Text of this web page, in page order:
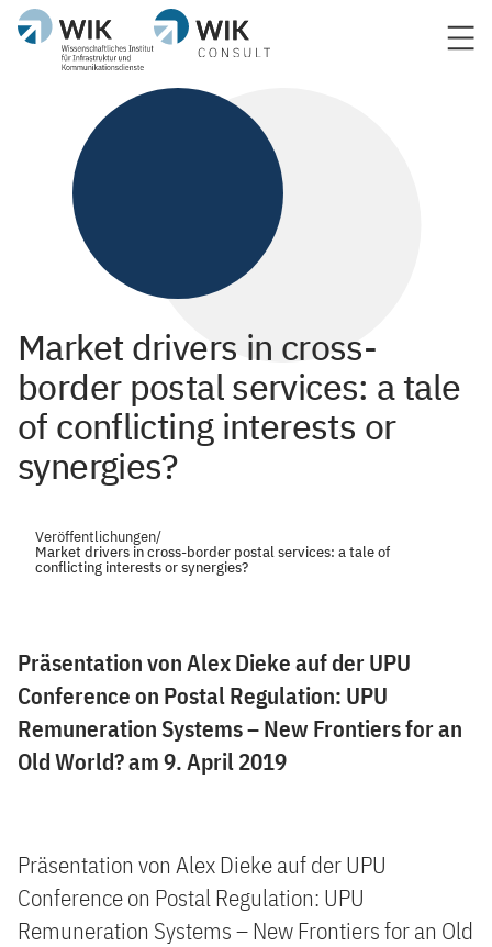
Market drivers in cross-
border postal services: a tale
of conflicting interests or
synergies?
Veröffentlichungen/
Market drivers in cross-border postal services: a tale of
conflicting interests or synergies?
Präsentation von Alex Dieke auf der UPU
Conference on Postal Regulation: UPU
Remuneration Systems – New Frontiers for an
Old World? am 9. April 2019
Präsentation von Alex Dieke auf der UPU
Conference on Postal Regulation: UPU
Remuneration Systems – New Frontiers for an Old